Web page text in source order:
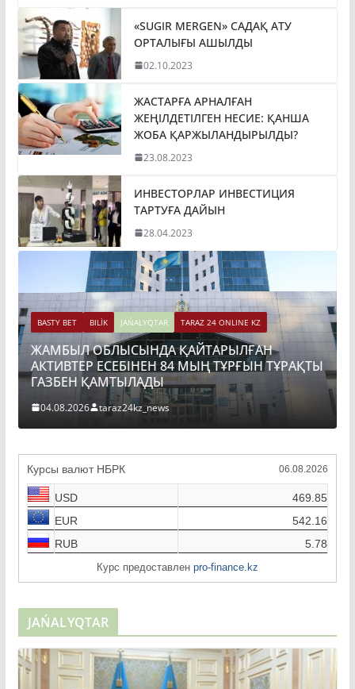
«SUGIR MERGEN» САДАҚ АТУ
ОРТАЛЫҒЫ АШЫЛДЫ
02.10.2023
ЖАСТАРҒА АРНАЛҒАН
ЖЕҢІЛДЕТІЛГЕН НЕСИЕ: ҚАНША
ЖОБА ҚАРЖЫЛАНДЫРЫЛДЫ?
23.08.2023
ИНВЕСТОРЛАР ИНВЕСТИЦИЯ
ТАРТУҒА ДАЙЫН
28.04.2023
BASTY BET BILİK JAŃALYQTAR TARAZ 24 ONLINE KZ
ЖАМБЫЛ ОБЛЫСЫНДА ҚАЙТАРЫЛҒАН
АКТИВТЕР ЕСЕБІНЕН 84 МЫҢ ТҰРҒЫН ТҰРАҚТЫ
ГАЗБЕН ҚАМТЫЛАДЫ
04.08.2026 taraz24kz_news
Курсы валют НБРК 06.08.2026
USD
469.85
EUR
542.16
RUB
5.78
Курс предоставлен pro-finance.kz
JAŃALYQTAR